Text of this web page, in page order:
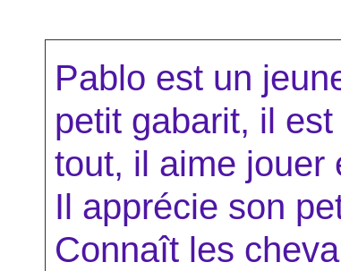
Pablo est un
petit gabarit, il
tout, il aime jouer
Il apprécie son
Connaît les